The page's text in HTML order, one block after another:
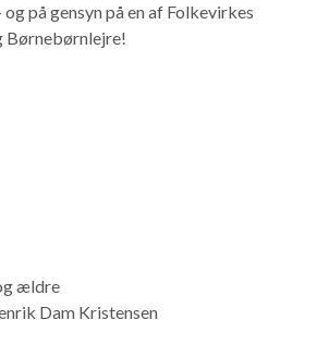
på gensyn på en af Folkevirkes
ældre
Dam Kristensen